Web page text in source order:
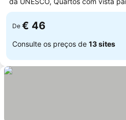
cidade
De € 46
Consulte os preços de 13 sites